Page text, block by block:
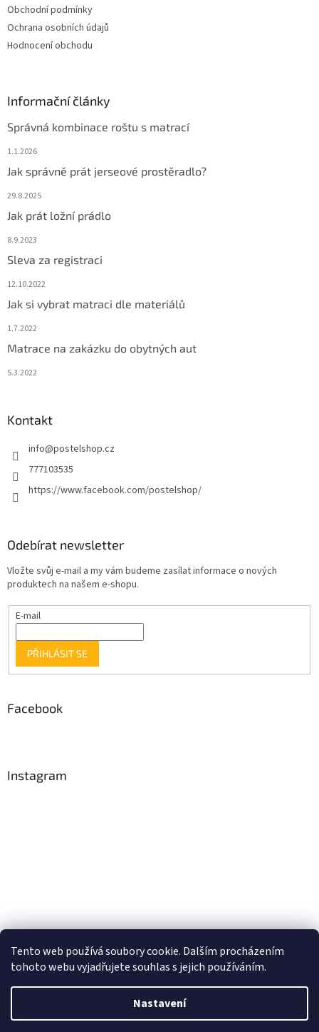
Tento web používá soubory cookie. Dalším procházením
tohoto webu vyjadřujete souhlas s jejich používáním.
Nastavení
Obchodní podmínky
Ochrana osobních údajů
Hodnocení obchodu
Informační články
Správná kombinace roštu s matrací
1.1.2026
Jak správně prát jerseové prostěradlo?
29.8.2025
Jak prát ložní prádlo
8.9.2023
Sleva za registraci
12.10.2022
Jak si vybrat matraci dle materiálů
1.7.2022
Matrace na zakázku do obytných aut
5.3.2022
Kontakt
info@postelshop.cz
777103535
https://www.facebook.com/postelshop/
Odebírat newsletter
Vložte svůj e-mail a my vám budeme zasílat informace o nových
produktech na našem e-shopu.
E-mail
PŘIHLÁSIT SE
Facebook
Instagram
Sledovat na Instagramu
Vytvořil Shoptet